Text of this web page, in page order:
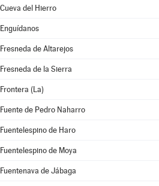
Cueva del Hierro
Enguídanos
Fresneda de Altarejos
Fresneda de la Sierra
Frontera (La)
Fuente de Pedro Naharro
Fuentelespino de Haro
Fuentelespino de Moya
Fuentenava de Jábaga